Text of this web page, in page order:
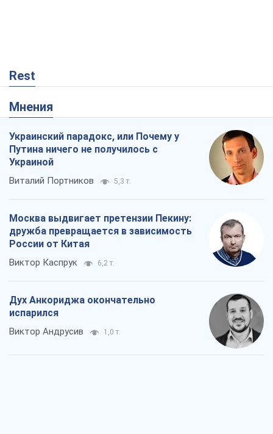
Rest
Мнения
Украинский парадокс, или Почему у
Путина ничего не получилось с
Украиной
Виталий Портников 5,3 т.
Москва выдвигает претензии Пекину:
дружба превращается в зависимость
России от Китая
Виктор Каспрук 6,2 т.
Дух Анкориджа окончательно
испарился
Виктор Андрусив 1,0 т.